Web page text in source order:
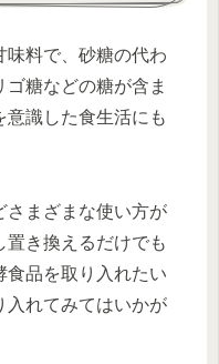
味料で、砂糖の代わ
糖などの糖が含ま
意識した食生活にも
さまざまな使い方が
置き換えるだけでも
食品を取り入れたい
入れてみてはいかが